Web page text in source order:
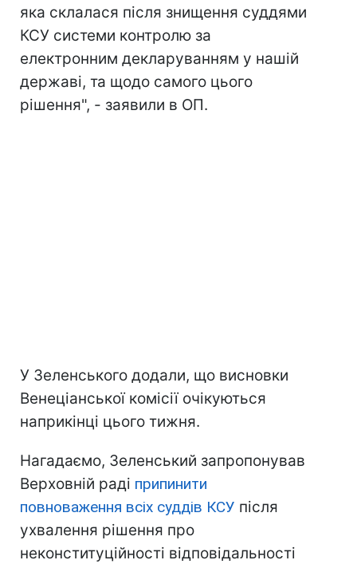
яка склалася після знищення суддями
КСУ системи контролю за
електронним декларуванням у нашій
державі, та щодо самого цього
рішення", - заявили в ОП.
У Зеленського додали, що висновки
Венеціанської комісії очікуються
наприкінці цього тижня.
Нагадаємо, Зеленський запропонував
Верховній раді припинити
повноваження всіх суддів КСУ після
ухвалення рішення про
неконституційності відповідальності